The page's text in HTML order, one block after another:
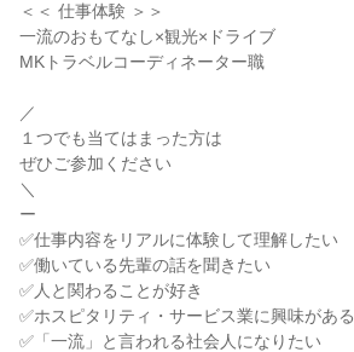
＜＜ 仕事体験 ＞＞
一流のおもてなし×観光×ドライブ
MKトラベルコーディネーター職
／
１つでも当てはまった方は
ぜひご参加ください
＼
ー
✅仕事内容をリアルに体験して理解したい
✅働いている先輩の話を聞きたい
✅人と関わることが好き
✅ホスピタリティ・サービス業に興味がある
✅「一流」と言われる社会人になりたい